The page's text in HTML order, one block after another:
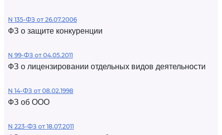
N 135-ФЗ от 26.07.2006
ФЗ о защите конкуренции
N 99-ФЗ от 04.05.2011
ФЗ о лицензировании отдельных видов деятельности
N 14-ФЗ от 08.02.1998
ФЗ об ООО
N 223-ФЗ от 18.07.2011